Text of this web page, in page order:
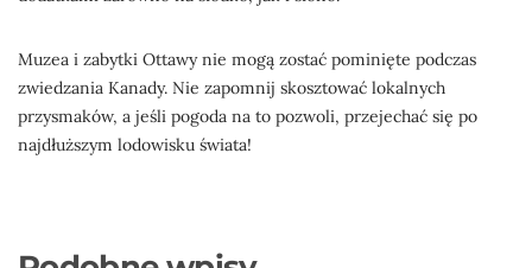
Muzea i zabytki Ottawy nie mogą zostać pominięte podczas
zwiedzania Kanady. Nie zapomnij skosztować lokalnych
przysmaków, a jeśli pogoda na to pozwoli, przejechać się po
najdłuższym lodowisku świata!